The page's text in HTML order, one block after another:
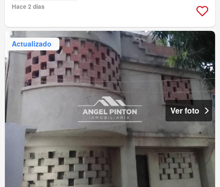
Hace 2 días
Actualizado
Ver foto